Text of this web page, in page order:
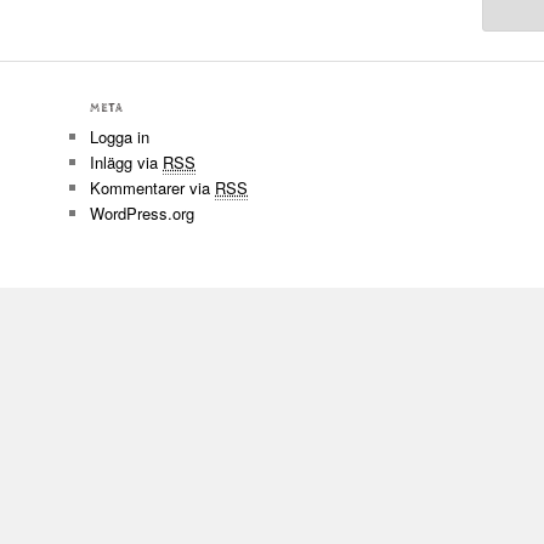
META
Logga in
Inlägg via RSS
Kommentarer via RSS
WordPress.org